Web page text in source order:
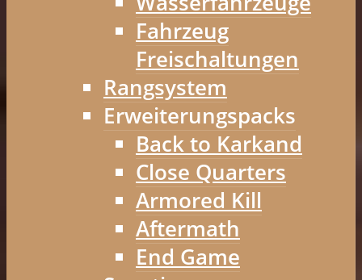
Fahrzeug
Freischaltungen
Rangsystem
Erweiterungspacks
Back to Karkand
Close Quarters
Armored Kill
Aftermath
End Game